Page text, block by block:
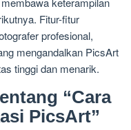
Fitur-fitur
profesional,
mengandalkan PicsArt
tinggi dan menarik.
“Cara
PicsArt”